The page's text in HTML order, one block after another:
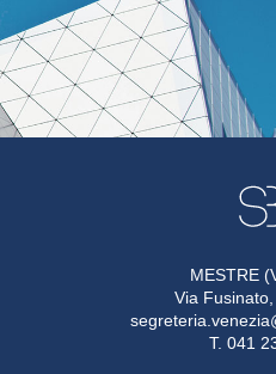
MESTRE
Via
T. 041